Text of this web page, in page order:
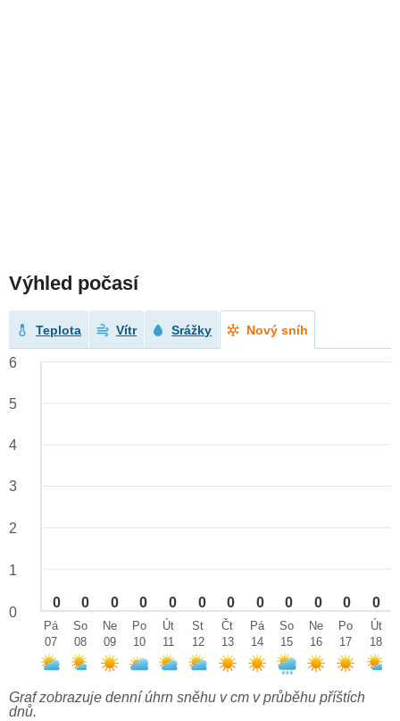
Výhled počasí
Teplota Vítr Srážky Nový sníh
0 0 0 0 0 0 0 0 0 0 0 0
6
5
4
3
2
1
0
Pá
07
So
08
Ne
09
Po
10
Út
11
St
12
Čt
13
Pá
14
So
15
Ne
16
Po
17
Út
18
Graf zobrazuje denní úhrn sněhu v cm v průběhu příštích
dnů.